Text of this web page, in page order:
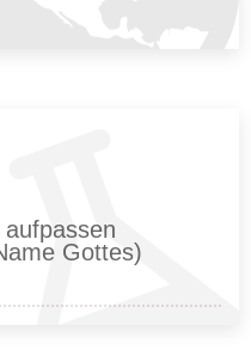
Gottes)